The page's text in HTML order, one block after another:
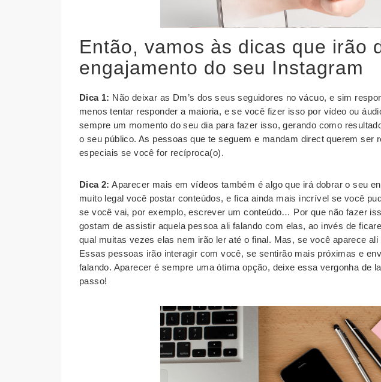
Então, vamos às dicas que irão
engajamento do seu Instagram
Dica 1: Não deixar as Dm’s dos seus seguidores no vácuo, e sim
menos tentar responder a maioria, e se você fizer isso por vídeo ou
sempre um momento do seu dia para fazer isso, gerando como
o seu público. As pessoas que te seguem e mandam direct querem ser
especiais se você for recíproca(o).
Dica 2: Aparecer mais em vídeos também é algo que irá dobrar o seu
muito legal você postar conteúdos, e fica ainda mais incrível se você
se você vai, por exemplo, escrever um conteúdo… Por que não fazer
gostam de assistir aquela pessoa ali falando com elas, ao invés de
qual muitas vezes elas nem irão ler até o final. Mas, se você aparece
Essas pessoas irão interagir com você, se sentirão mais próximas e
falando. Aparecer é sempre uma ótima opção, deixe essa vergonha de
passo!